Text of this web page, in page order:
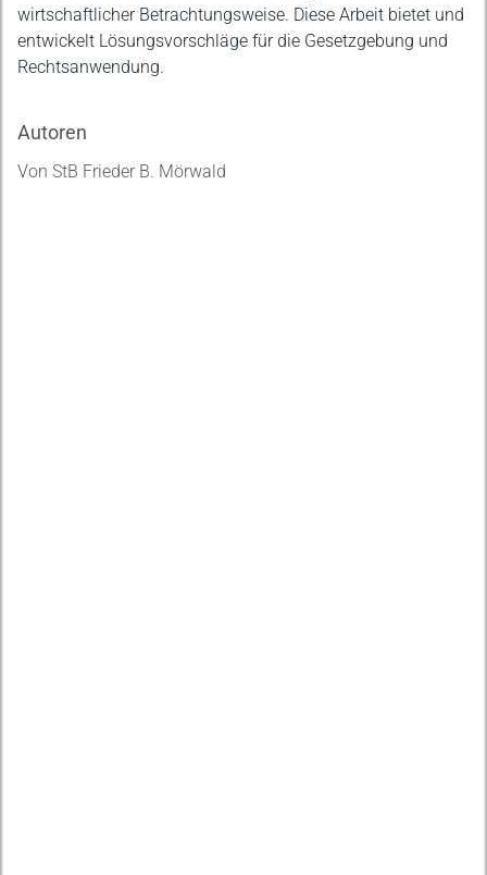
wirtschaftlicher Betrachtungsweise. Diese Arbeit bietet und
entwickelt Lösungsvorschläge für die Gesetzgebung und
Rechtsanwendung.
Autoren
Von StB Frieder B. Mörwald